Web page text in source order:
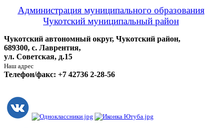
Администрация муниципального образования
Чукотский муниципальный район
Чукотский автономный округ, Чукотский район,
689300, с. Лаврентия,
ул. Советская, д.15
Наш адрес
Телефон/факс: +7 42736 2-28-56